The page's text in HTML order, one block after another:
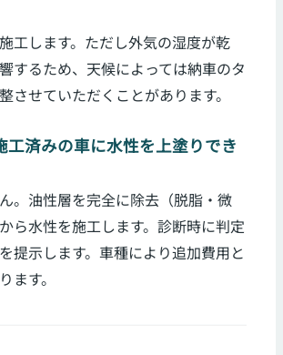
工します。ただし外気の湿度が乾
するため、天候によっては納車のタ
させていただくことがあります。
工済みの車に水性を上塗りでき
。油性層を完全に除去（脱脂・微
ら水性を施工します。診断時に判定
提示します。車種により追加費用と
ます。